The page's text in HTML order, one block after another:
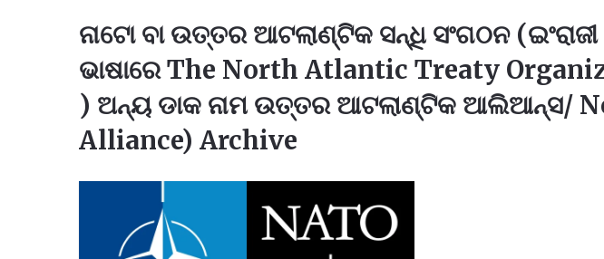
ନାଟୋ ବା ଉତ୍ତର ଆଟଲାଣ୍ଟିକ ସନ୍ଧି ସଂଗଠନ (ଇଂରାଜୀ
ଭାଷାରେ The North Atlantic Treaty
) ଅନ୍ୟ ଡାକ ନାମ ଉତ୍ତର ଆଟଲାଣ୍ଟିକ ଆଲିଆନ୍ସ/
Alliance) Archive